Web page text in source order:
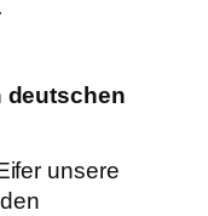
deutschen
unsere